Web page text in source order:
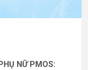
NỮ PMOS: